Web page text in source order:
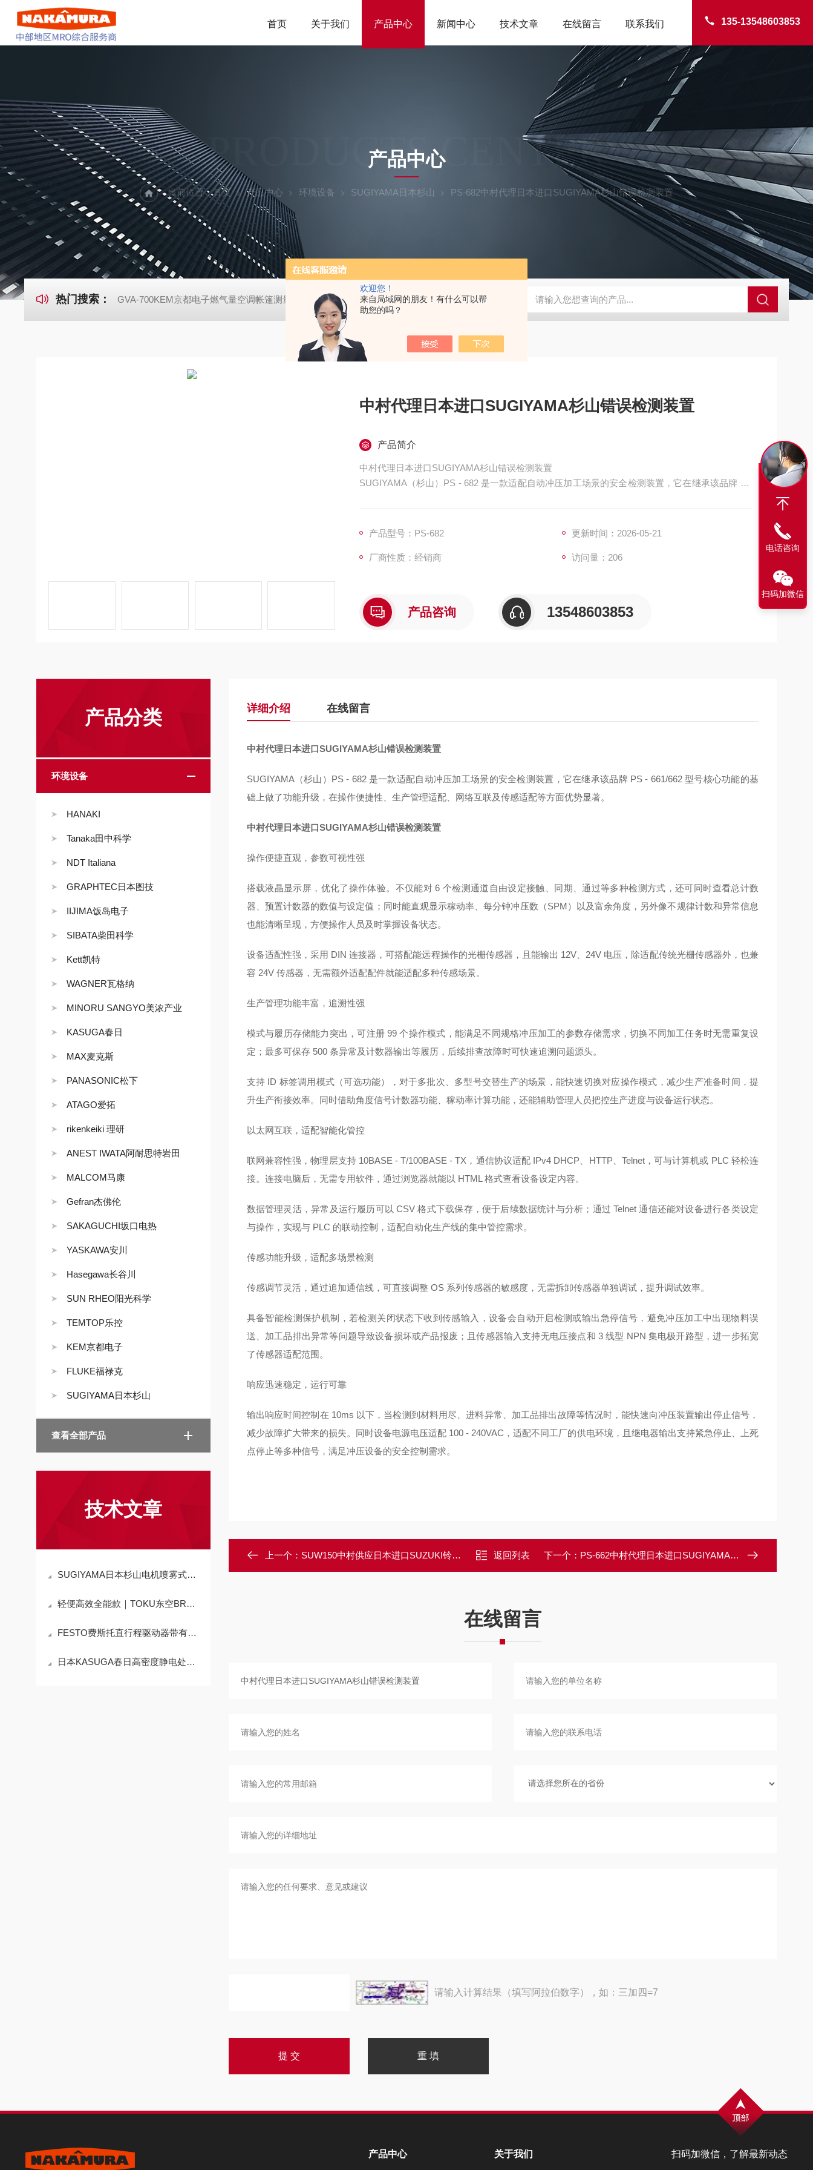
欢迎您！
来自局域网的朋友！有什么可以帮
助您的吗？
135-13548603853
首页 关于我们 产品中心 新闻中心 技术文章 在线留言 联系我们
PRODUCTS CENTER
产品中心
当前位置：首页 产品中心 环境设备 SUGIYAMA日本杉山 PS-682中村代理日本进口SUGIYAMA杉山错误检测装置
热门搜索： GVA-700KEM京都电子燃气量空调帐篷测量装置 MD-Win日本：KEM京都电子汞测量和控制软件 GVA-710KEM京都电子燃气量空调帐篷测量仪 E3Z-BOMRON放大器
中村代理日本进口SUGIYAMA杉山错误检测装置
产品简介
中村代理日本进口SUGIYAMA杉山错误检测装置
SUGIYAMA（杉山）PS - 682 是一款适配自动冲压加工场景的安全检测装置，它在继承该品牌 PS
产品型号：PS-682
更新时间：2026-05-21
厂商性质：经销商 访问量：206
产品咨询 13548603853
产品分类
环境设备
HANAKI
Tanaka田中科学
NDT Italiana
GRAPHTEC日本图技
IIJIMA饭岛电子
SIBATA柴田科学
Kett凯特
WAGNER瓦格纳
MINORU SANGYO美浓产业
KASUGA春日
MAX麦克斯
PANASONIC松下
ATAGO爱拓
rikenkeiki 理研
ANEST IWATA阿耐思特岩田
MALCOM马康
Gefran杰佛伦
SAKAGUCHI坂口电热
YASKAWA安川
Hasegawa长谷川
SUN RHEO阳光科学
TEMTOP乐控
KEM京都电子
FLUKE福禄克
SUGIYAMA日本杉山
查看全部产品
技术文章
SUGIYAMA日本杉山电机喷雾式涂油装置的具体工作过程
轻便高效全能款｜TOKU东空BRH-3小型气铲技术解析及工业应用指南
FESTO费斯托直行程驱动器带有线性电位计DDLI的操作使用
日本KASUGA春日高密度静电处理系统成型产品特点
详细介绍 在线留言
中村代理日本进口SUGIYAMA杉山错误检测装置
SUGIYAMA（杉山）PS - 682 是一款适配自动冲压加工场景的安全检测装置，它在继承该品牌 PS - 661/662 型号核心功能的基
础上做了功能升级，在操作便捷性、生产管理适配、网络互联及传感适配等方面优势显著。
中村代理日本进口SUGIYAMA杉山错误检测装置
操作便捷直观，参数可视性强
搭载液晶显示屏，优化了操作体验。不仅能对 6 个检测通道自由设定接触、同期、通过等多种检测方式，还可同时查看总计数
器、预置计数器的数值与设定值；同时能直观显示稼动率、每分钟冲压数（SPM）以及富余角度，另外像不规律计数和异常信息
也能清晰呈现，方便操作人员及时掌握设备状态。
设备适配性强，采用 DIN 连接器，可搭配能远程操作的光栅传感器，且能输出 12V、24V 电压，除适配传统光栅传感器外，也兼
容 24V 传感器，无需额外适配配件就能适配多种传感场景。
生产管理功能丰富，追溯性强
模式与履历存储能力突出，可注册 99 个操作模式，能满足不同规格冲压加工的参数存储需求，切换不同加工任务时无需重复设
定；最多可保存 500 条异常及计数器输出等履历，后续排查故障时可快速追溯问题源头。
支持 ID 标签调用模式（可选功能），对于多批次、多型号交替生产的场景，能快速切换对应操作模式，减少生产准备时间，提
升生产衔接效率。同时借助角度信号计数器功能、稼动率计算功能，还能辅助管理人员把控生产进度与设备运行状态。
以太网互联，适配智能化管控
联网兼容性强，物理层支持 10BASE - T/100BASE - TX，通信协议适配 IPv4 DHCP、HTTP、Telnet，可与计算机或 PLC 轻松连
接。连接电脑后，无需专用软件，通过浏览器就能以 HTML 格式查看设备设定内容。
数据管理灵活，异常及运行履历可以 CSV 格式下载保存，便于后续数据统计与分析；通过 Telnet 通信还能对设备进行各类设定
与操作，实现与 PLC 的联动控制，适配自动化生产线的集中管控需求。
传感功能升级，适配多场景检测
传感调节灵活，通过追加通信线，可直接调整 OS 系列传感器的敏感度，无需拆卸传感器单独调试，提升调试效率。
具备智能检测保护机制，若检测关闭状态下收到传感输入，设备会自动开启检测或输出急停信号，避免冲压加工中出现物料误
送、加工品排出异常等问题导致设备损坏或产品报废；且传感器输入支持无电压接点和 3 线型 NPN 集电极开路型，进一步拓宽
了传感器适配范围。
响应迅速稳定，运行可靠
输出响应时间控制在 10ms 以下，当检测到材料用尽、进料异常、加工品排出故障等情况时，能快速向冲压装置输出停止信号，
减少故障扩大带来的损失。同时设备电源电压适配 100 - 240VAC，适配不同工厂的供电环境，且继电器输出支持紧急停止、上死
点停止等多种信号，满足冲压设备的安全控制需求。
上一个： SUW150中村供应日本进口SUZUKI铃木超声波焊接机 返回列表 下一个： PS-662中村代理日本进口SUGIYAMA杉山错误检测装置
在线留言
请输入计算结果（填写阿拉伯数字），如：三加四=7
扫码加微信，了解最新动态
产品中心 关于我们
电话咨询
扫码加微信